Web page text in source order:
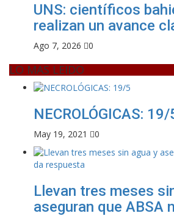
UNS: científicos
realizan un avance
Ago 7, 2026 0
LO MAS LEIDO
NECROLÓGICAS: 19/
May 19, 2021 0
Llevan tres meses
aseguran que ABSA